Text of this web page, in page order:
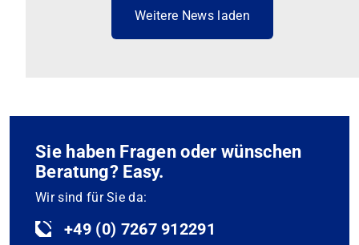
Weitere News laden
Sie haben Fragen oder wünschen
Beratung? Easy.
Wir sind für Sie da:
+49 (0) 7267 912291